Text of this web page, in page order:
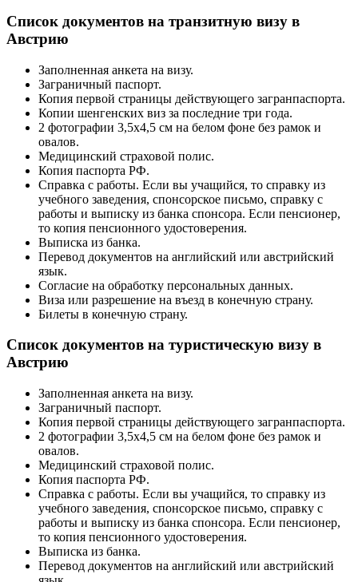
Список документов на транзитную визу в
Австрию
Заполненная анкета на визу.
Заграничный паспорт.
Копия первой страницы действующего загранпаспорта.
Копии шенгенских виз за последние три года.
2 фотографии 3,5х4,5 см на белом фоне без рамок и
овалов.
Медицинский страховой полис.
Копия паспорта РФ.
Справка с работы. Если вы учащийся, то справку из
учебного заведения, спонсорское письмо, справку с
работы и выписку из банка спонсора. Если пенсионер,
то копия пенсионного удостоверения.
Выписка из банка.
Перевод документов на английский или австрийский
язык.
Согласие на обработку персональных данных.
Виза или разрешение на въезд в конечную страну.
Билеты в конечную страну.
Список документов на туристическую визу в
Австрию
Заполненная анкета на визу.
Заграничный паспорт.
Копия первой страницы действующего загранпаспорта.
2 фотографии 3,5х4,5 см на белом фоне без рамок и
овалов.
Медицинский страховой полис.
Копия паспорта РФ.
Справка с работы. Если вы учащийся, то справку из
учебного заведения, спонсорское письмо, справку с
работы и выписку из банка спонсора. Если пенсионер,
то копия пенсионного удостоверения.
Выписка из банка.
Перевод документов на английский или австрийский